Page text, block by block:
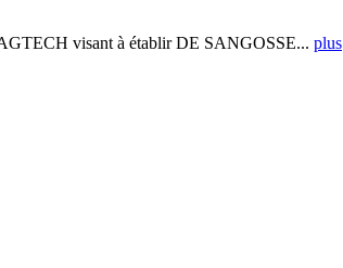
visant à établir DE SANGOSSE... plus